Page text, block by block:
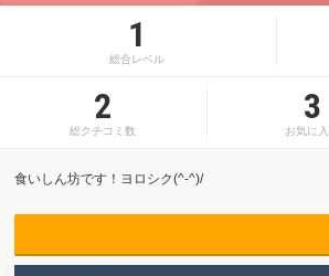
1
総合レベル
2
総クチコミ数
3
お気に
食いしん坊です！ヨロシク(^-^)/